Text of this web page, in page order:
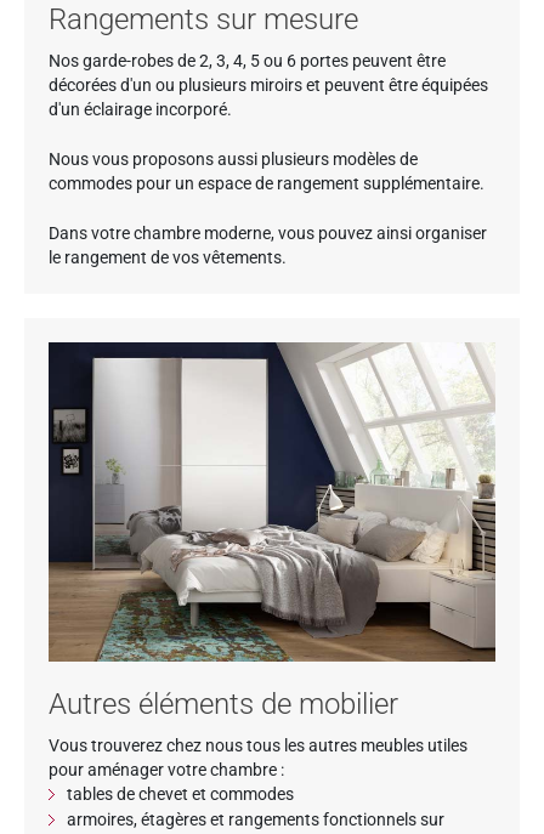
Rangements sur mesure
Nos garde-robes de 2, 3, 4, 5 ou 6 portes peuvent être
décorées d'un ou plusieurs miroirs et peuvent être équipées
d'un éclairage incorporé.
Nous vous proposons aussi plusieurs modèles de
commodes pour un espace de rangement supplémentaire.
Dans votre chambre moderne, vous pouvez ainsi organiser
le rangement de vos vêtements.
Autres éléments de mobilier
Vous trouverez chez nous tous les autres meubles utiles
pour aménager votre chambre :
tables de chevet et commodes
armoires, étagères et rangements fonctionnels sur